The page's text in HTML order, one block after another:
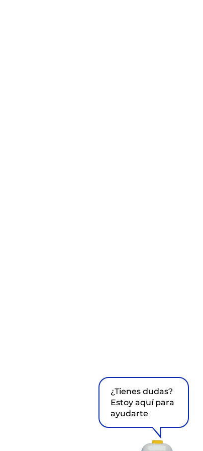
¿Tienes dudas?
Estoy aquí para
ayudarte